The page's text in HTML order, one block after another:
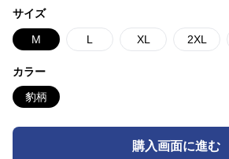
サイズ
M L XL 2XL
カラー
豹柄
購入画面に進む